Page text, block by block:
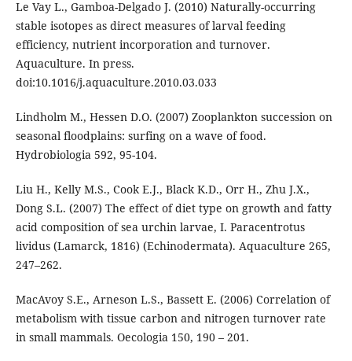
Le Vay L., Gamboa-Delgado J. (2010) Naturally-occurring
stable isotopes as direct measures of larval feeding
efficiency, nutrient incorporation and turnover.
Aquaculture. In press.
doi:10.1016/j.aquaculture.2010.03.033
Lindholm M., Hessen D.O. (2007) Zooplankton succession on
seasonal floodplains: surfing on a wave of food.
Hydrobiologia 592, 95-104.
Liu H., Kelly M.S., Cook E.J., Black K.D., Orr H., Zhu J.X.,
Dong S.L. (2007) The effect of diet type on growth and fatty
acid composition of sea urchin larvae, I. Paracentrotus
lividus (Lamarck, 1816) (Echinodermata). Aquaculture 265,
247–262.
MacAvoy S.E., Arneson L.S., Bassett E. (2006) Correlation of
metabolism with tissue carbon and nitrogen turnover rate
in small mammals. Oecologia 150, 190 – 201.